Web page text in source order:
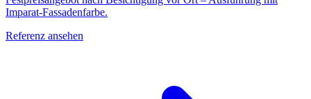
Imparat-Fassadenfarbe.
Referenz ansehen